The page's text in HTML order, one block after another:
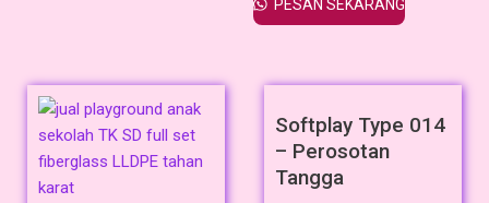
PESAN SEKARANG
Softplay Type 014
– Perosotan
Tangga